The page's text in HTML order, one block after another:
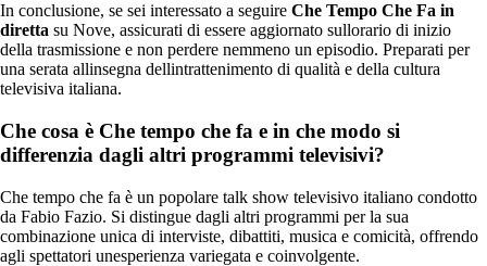
In conclusione, se sei interessato a seguire Che Tempo Che Fa in
diretta su Nove, assicurati di essere aggiornato sullorario di inizio
della trasmissione e non perdere nemmeno un episodio. Preparati per
una serata allinsegna dellintrattenimento di qualità e della cultura
televisiva italiana.
Che cosa è Che tempo che fa e in che modo si
differenzia dagli altri programmi televisivi?
Che tempo che fa è un popolare talk show televisivo italiano condotto
da Fabio Fazio. Si distingue dagli altri programmi per la sua
combinazione unica di interviste, dibattiti, musica e comicità, offrendo
agli spettatori unesperienza variegata e coinvolgente.